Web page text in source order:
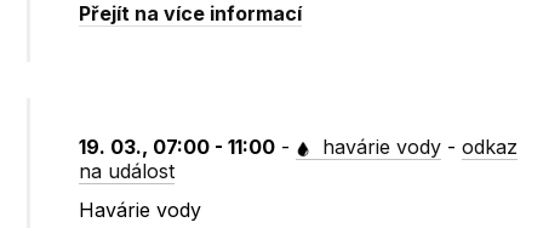
Přejít na více informací
19. 03., 07:00 - 11:00 - havárie vody -odkaz
na událost
Havárie vody